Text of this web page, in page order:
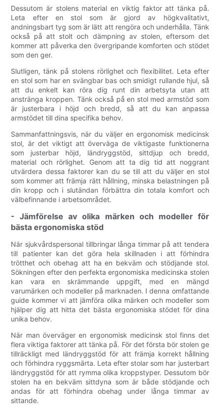
Dessutom är stolens material en viktig faktor att tänka på.
Leta efter en stol som är gjord av högkvalitativt,
andningsbart tyg som är lätt att rengöra och underhålla. Tänk
också på att stolt och dämpning av stolen, eftersom det
kommer att påverka den övergripande komforten och stödet
som den ger.
Slutligen, tänk på stolens rörlighet och flexibilitet. Leta efter
en stol som har en svängbar bas och smidigt rullande hjul, så
att du enkelt kan röra dig runt din arbetsyta utan att
anstränga kroppen. Tänk också på en stol med armstöd som
är justerbara i höjd och bredd, så att du kan anpassa
armstödet till dina specifika behov.
Sammanfattningsvis, när du väljer en ergonomisk medicinsk
stol, är det viktigt att överväga de viktigaste funktionerna
som justerbar höjd, ländryggstöd, sittdjup och bredd,
material och rörlighet. Genom att ta dig tid att noggrant
utvärdera dessa faktorer kan du se till att du väljer en stol
som kommer att främja rätt hållning, minska belastningen på
din kropp och i slutändan förbättra din totala komfort och
välbefinnande i arbetsområdet.
- Jämförelse av olika märken och modeller för
bästa ergonomiska stöd
När sjukvårdspersonal tillbringar långa timmar på att tendera
till patienter kan det göra hela skillnaden i att förhindra
trötthet och obehag att ha en bekväm och stödjande stol.
Sökningen efter den perfekta ergonomiska medicinska stolen
kan vara en skrämmande uppgift, med en mängd
varumärken och modeller på marknaden. I denna omfattande
guide kommer vi att jämföra olika märken och modeller som
hjälper dig att hitta det bästa ergonomiska stödet för dina
unika behov.
När man överväger en ergonomisk medicinsk stol finns det
flera viktiga faktorer att tänka på. För det första bör stolen ge
tillräckligt med ländryggstöd för att främja korrekt hållning
och förhindra ryggsmärta. Leta efter stolar som har justerbart
ländryggstöd för att rymma olika kroppstyper. Dessutom bör
stolen ha en bekväm sittdyna som är både stödjande och
andas för att förhindra obehag under långa timmar av
sittande.